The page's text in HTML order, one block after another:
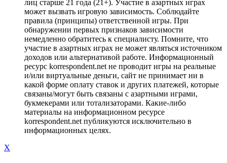
лиц старше 21 года (21+). Участие в азартных играх
может вызвать игровую зависимость. Соблюдайте
правила (принципы) ответственной игры. При
обнаружении первых признаков зависимости
немедленно обратитесь к специалисту. Помните, что
участие в азартных играх не может являться источником
доходов или альтернативой работе. Информационный
ресурс korrespondent.net не проводит игры на реальные
и/или виртуальные деньги, сайт не принимает ни в
какой форме оплату ставок и других платежей, которые
связаны/могут быть связаны с азартными играми,
букмекерами или тотализаторами. Какие-либо
материалы на информационном ресурсе
korrespondent.net публикуются исключительно в
информационных целях.
X